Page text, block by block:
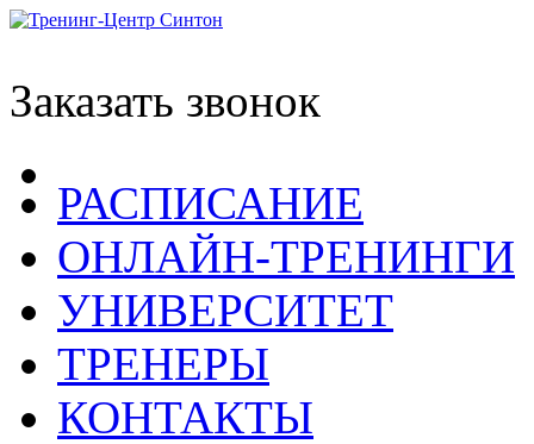
Заказать звонок
РАСПИСАНИЕ
ОНЛАЙН-ТРЕНИНГИ
УНИВЕРСИТЕТ
ТРЕНЕРЫ
КОНТАКТЫ